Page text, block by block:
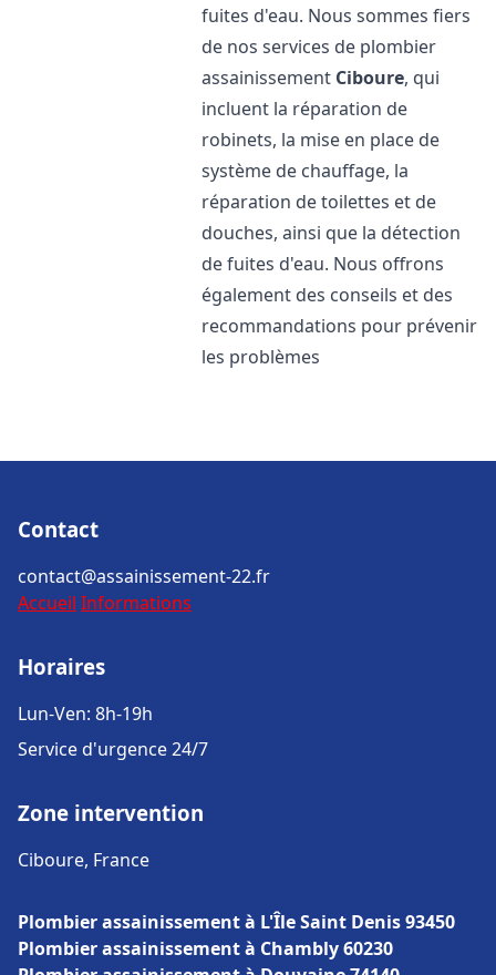
fuites d'eau. Nous sommes fiers
de nos services de plombier
assainissement Ciboure, qui
incluent la réparation de
robinets, la mise en place de
système de chauffage, la
réparation de toilettes et de
douches, ainsi que la détection
de fuites d'eau. Nous offrons
également des conseils et des
recommandations pour prévenir
les problèmes
Contact
contact@assainissement-22.fr
Accueil Informations
Horaires
Lun-Ven: 8h-19h
Service d'urgence 24/7
Zone intervention
Ciboure, France
Plombier assainissement à L'Île Saint Denis 93450
Plombier assainissement à Chambly 60230